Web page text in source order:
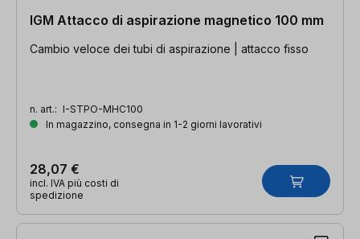
IGM Attacco di aspirazione magnetico 100 mm
Cambio veloce dei tubi di aspirazione | attacco fisso
n. art.: I-STPO-MHC100
In magazzino, consegna in 1-2 giorni lavorativi
28,07 €
incl. IVA più costi di
spedizione